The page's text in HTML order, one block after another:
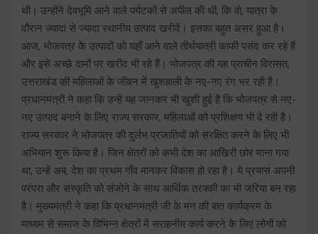
थी। उन्होंने देवभूमि आने वाले पर्यटकों से अपील की थी, कि वो, यात्रा के
दौरान ज्यादा से ज्यादा स्थानीय उत्पाद खरीदें। इसका बहुत असर हुआ है।
आज, भोजपत्र के उत्पादों को यहाँ आने वाले तीर्थयात्री काफी पसंद कर रहे हैं
और इसे अच्छे दामों पर खरीद भी रहे हैं। भोजपत्र की यह प्राचीन विरासत,
उत्तराखंड की महिलाओं के जीवन में खुशहाली के नए-नए रंग भर रही है।
प्रधानमंत्री ने कहा कि उन्हें यह जानकर भी खुशी हुई है कि भोजपत्र से नए-
नए उत्पाद बनाने के लिए राज्य सरकार, महिलाओं को प्रशिक्षण भी दे रही है।
राज्य सरकार ने भोजपत्र की दुर्लभ प्रजातियों को संरक्षित करने के लिए भी
अभियान शुरू किया है। जिन क्षेत्रों को कभी देश का आखिरी छोर माना गया
था, उन्हें अब, देश का प्रथम गाँव मानकर विकास हो रहा है। ये प्रयास अपनी
परंपरा और संस्कृति को संजोने के साथ आर्थिक तरक्की का भी जरिया बन रहा
है। मुख्यमंत्री ने कहा कि प्रधानमंत्री जी के मन की बात कार्यक्रम के
माध्यम से समाज के विभिन्न क्षेत्रों में सराहनीय कार्य करने के लिए लोगों को